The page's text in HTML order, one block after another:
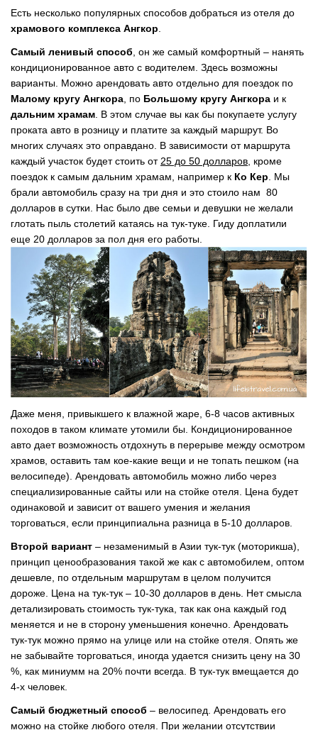
Есть несколько популярных способов добраться из отеля до
храмового комплекса Ангкор
Самый ленивый способ , он же самый комфортный – нанять
кондиционированное авто с водителем. Здесь возможны
варианты. Можно арендовать авто отдельно для поездок по
Малому кругу Ангкора , по Большому кругу Ангкора и к
дальним храмам . В этом случае вы как бы покупаете услугу
проката авто в розницу и платите за каждый маршрут. Во
многих случаях это оправдано. В зависимости от маршрута
каждый участок будет стоить от 25 до 50 долларов , кроме
поездок к самым дальним храмам, например к Ко Кер . Мы
брали автомобиль сразу на три дня и это стоило нам 80
долларов в сутки. Нас было две семьи и девушки не желали
глотать пыль столетий катаясь на тук-туке. Гиду доплатили
еще 20 долларов за пол дня его работы.
Даже меня, привыкшего к влажной жаре, 6-8 часов активных
походов в таком климате утомили бы. Кондиционированное
авто дает возможность отдохнуть в перерыве между осмотром
храмов, оставить там кое-какие вещи и не топать пешком (на
велосипеде). Арендовать автомобиль можно либо через
специализированные сайты или на стойке отеля. Цена будет
одинаковой и зависит от вашего умения и желания
торговаться, если принципиальна разница в 5-10 долларов.
Второй вариант – незаменимый в Азии тук-тук (моторикша),
принцип ценообразования такой же как с автомобилем, оптом
дешевле, по отдельным маршрутам в целом получится
дороже. Цена на тук-тук – 10-30 долларов в день. Нет смысла
детализировать стоимость тук-тука, так как она каждый год
меняется и не в сторону уменьшения конечно. Арендовать
тук-тук можно прямо на улице или на стойке отеля. Опять же
не забывайте торговаться, иногда удается снизить цену на 30
%, как миниумм на 20% почти всегда. В тук-тук вмещается до
4-х человек.
Самый бюджетный способ – велосипед. Арендовать его
можно на стойке любого отеля. При желании отсутствии